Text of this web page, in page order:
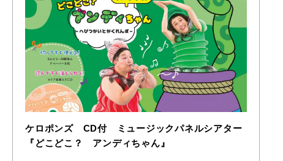
ケロポンズ CD付 ミュージックパネルシアター
『どこどこ？ アンディちゃん』